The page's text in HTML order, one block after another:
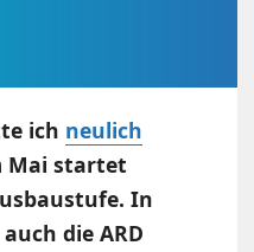
ich neulich
Mai startet
In
die ARD